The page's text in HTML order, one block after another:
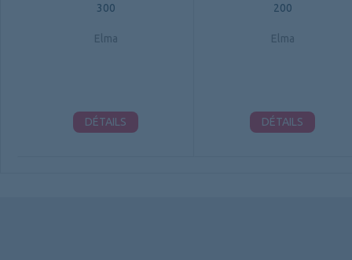
300
Elma
DÉTAILS
200
Elma
DÉTAILS